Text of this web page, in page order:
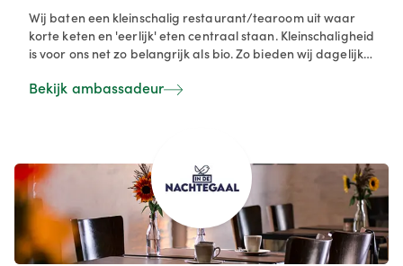
Wij baten een kleinschalig restaurant/tearoom uit waar
korte keten en 'eerlijk' eten centraal staan. Kleinschaligheid
is voor ons net zo belangrijk als bio. Zo bieden wij dagelijks
de lunch zijn er wafels, pannekoeken en divers gebak, alles
Bekijk ambassadeur